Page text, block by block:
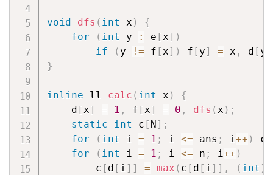
void dfs ( int x )
{
for
( int y : e [x] )
if
( y != f [x] ) f [ y] = x , d [ y
}
inline ll calc ( int x )
{
    d
[x] = 1 , f [x] = 0 , dfs (x ) ;
static
int c [ N] ;
for
( int i = 1 ; i <= ans ; i++ ) c
for
( int i = 1 ; i <= n ; i++ )
        c
[ d [ i] ] = max ( c [ d [ i] ] , ( int )